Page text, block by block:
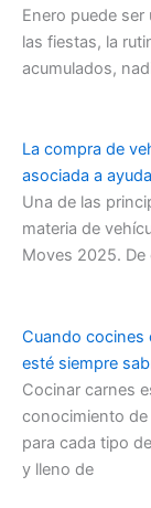
Enero puede
las fiestas, la
acumulados,
La compra de
asociada a
Una de las
materia de
Moves 2025.
Cuando cocines
esté siempre
Cocinar carnes
conocimiento
para cada tipo
y lleno de